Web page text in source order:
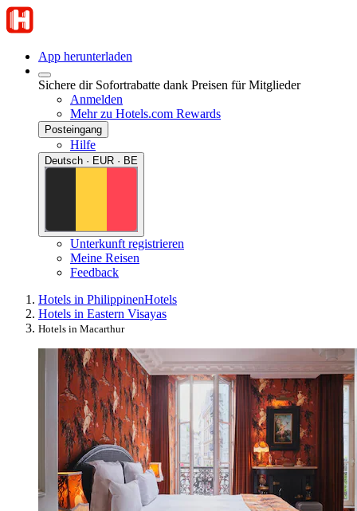
App herunterladen
Sichere dir Sofortrabatte dank Preisen für Mitglieder
Anmelden
Mehr zu Hotels.com Rewards
Posteingang
Hilfe
Deutsch · EUR · BE
Unterkunft registrieren
Meine Reisen
Feedback
Hotels in PhilippinenHotels
Hotels in Eastern Visayas
Hotels in Macarthur